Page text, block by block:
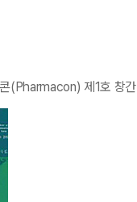
(Pharmacon) 제1호 창간